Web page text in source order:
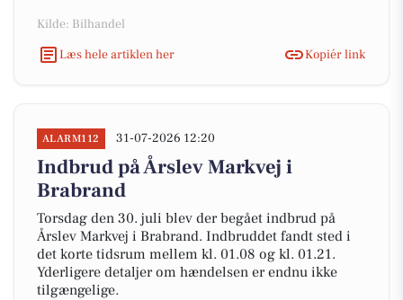
Kilde: Bilhandel
Læs hele artiklen her
Kopiér link
ALARM112 31-07-2026 12:20
Indbrud på Årslev Markvej i
Brabrand
Torsdag den 30. juli blev der begået indbrud på
Årslev Markvej i Brabrand. Indbruddet fandt sted i
det korte tidsrum mellem kl. 01.08 og kl. 01.21.
Yderligere detaljer om hændelsen er endnu ikke
tilgængelige.